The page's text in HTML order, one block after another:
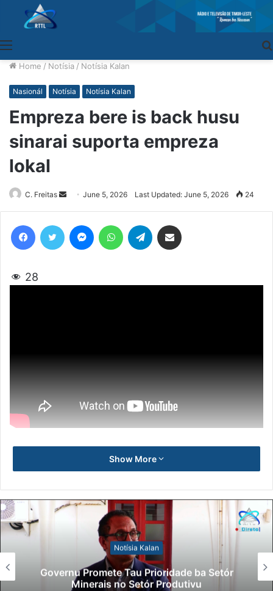
Home / Notísia / Notísia Kalan
Nasionál Notísia Notísia Kalan
Empreza bere is back husu
sinarai suporta empreza
lokal
C. Freitas
Send
an
email
June 5, 2026 Last Updated: June 5, 2026 24
28
Show More
Notísia Kalan
Governu Promete Tau Prioridade ba Setór
Minerais no Setór Produtivu